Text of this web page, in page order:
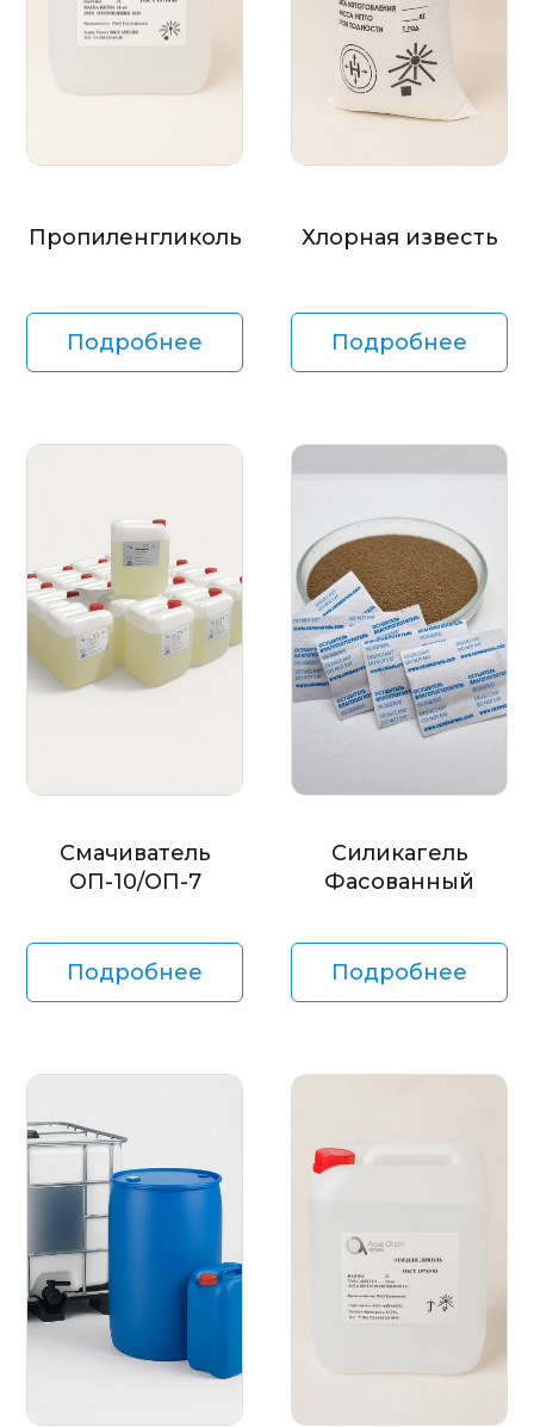
Пропиленгликоль
Подробнее
Хлорная известь
Подробнее
Смачиватель
ОП-10/ОП-7
Подробнее
Силикагель
Фасованный
Подробнее